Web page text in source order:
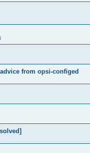
from opsi-configed